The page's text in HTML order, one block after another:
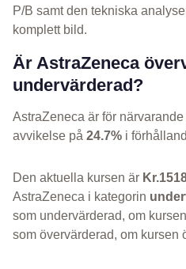
P/B samt den tekniska
komplett bild.
Är AstraZeneca
undervärderad?
AstraZeneca är för närvarande
avvikelse på 24.7% i
Den aktuella kursen är
AstraZeneca i kategorin
som undervärderad, om
som övervärderad, om kursen